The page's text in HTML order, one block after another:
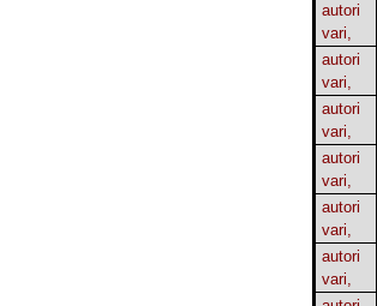
autori
vari,
autori
vari,
autori
vari,
autori
vari,
autori
vari,
autori
vari,